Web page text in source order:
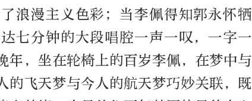
浪漫主义色彩；当李佩得知郭永怀牺
七分钟的大段唱腔一声一叹，一字一
年，坐在轮椅上的百岁李佩，在梦中与
的飞天梦与今人的航天梦巧妙关联，既